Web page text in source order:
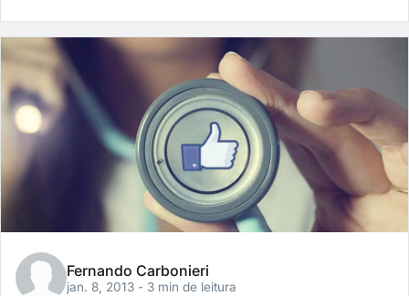
Fernando Carbonieri
jan. 8, 2013 - 3 min de leitura